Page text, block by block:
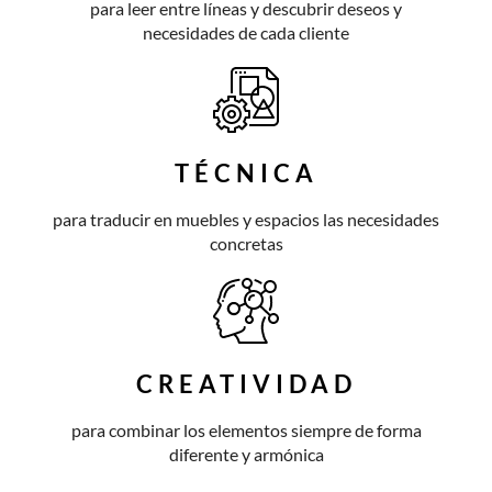
para leer entre líneas y descubrir deseos y
necesidades de cada cliente
TÉCNICA
para traducir en muebles y espacios las necesidades
concretas
CREATIVIDAD
para combinar los elementos siempre de forma
diferente y armónica